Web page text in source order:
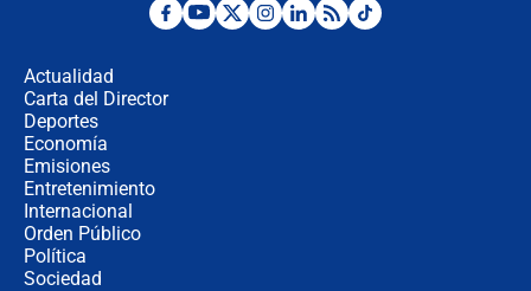
Posesión de Abelardo De La Espriella
Actualidad
Carta del Director
Deportes
Economía
Emisiones
Entretenimiento
Internacional
Orden Público
Política
Sociedad